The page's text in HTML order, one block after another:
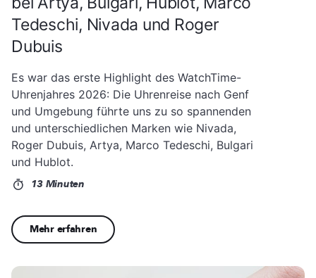
Tedeschi, Nivada und Roger
Dubuis
Es war das erste Highlight des WatchTime-
Uhrenjahres 2026: Die Uhrenreise nach Genf
und Umgebung führte uns zu so spannenden
und unterschiedlichen Marken wie Nivada,
Roger Dubuis, Artya, Marco Tedeschi, Bulgari
und Hublot.
13 Minuten
Mehr erfahren